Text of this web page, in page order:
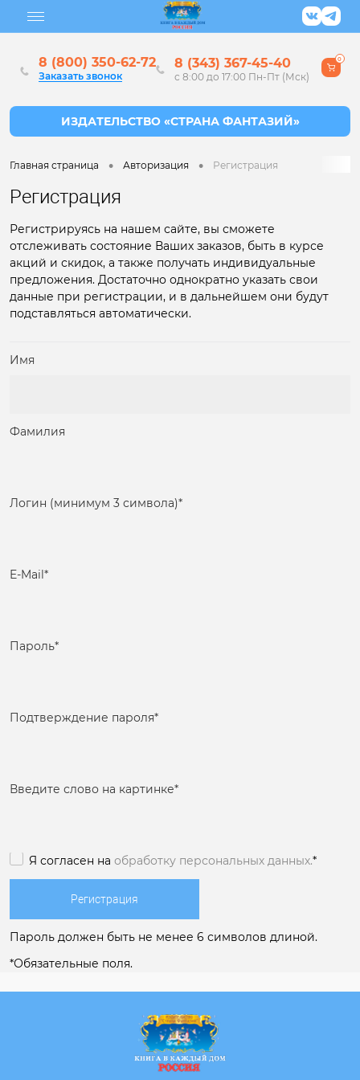
8 (800) 350-62-72
Заказать звонок
8 (343) 367-45-40
с 8:00 до 17:00 Пн-Пт (Мск)
0
Главная страница • Авторизация • Регистрация
Регистрация
Регистрируясь на нашем сайте, вы сможете
отслеживать состояние Ваших заказов, быть в курсе
акций и скидок, а также получать индивидуальные
предложения. Достаточно однократно указать свои
данные при регистрации, и в дальнейшем они будут
подставляться автоматически.
Имя
Фамилия
Логин (минимум 3 символа)*
E-Mail*
Пароль*
Подтверждение пароля*
Введите слово на картинке*
Я согласен на обработку персональных данных.*
Пароль должен быть не менее 6 символов длиной.
*Обязательные поля.